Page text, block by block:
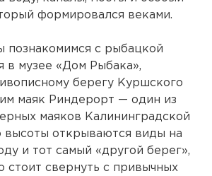
формировался веками.
познакомимся с рыбацкой
в музее «Дом Рыбака»,
берегу Куршского
маяк Риндерорт — один из
маяков Калининградской
высоты открываются виды на
и тот самый «другой берег»,
стоит свернуть с привычных